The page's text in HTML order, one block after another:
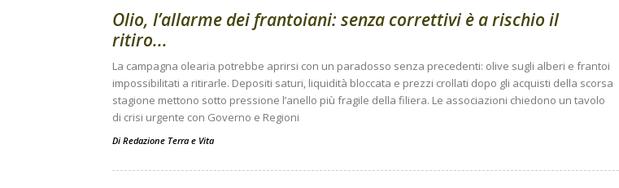
Olio, l’allarme dei frantoiani: senza correttivi è a rischio il
ritiro...
La campagna olearia potrebbe aprirsi con un paradosso senza precedenti: olive sugli alberi e frantoi
impossibilitati a ritirarle. Depositi saturi, liquidità bloccata e prezzi crollati dopo gli acquisti della scorsa
stagione mettono sotto pressione l’anello più fragile della filiera. Le associazioni chiedono un tavolo
di crisi urgente con Governo e Regioni
Di Redazione Terra e Vita